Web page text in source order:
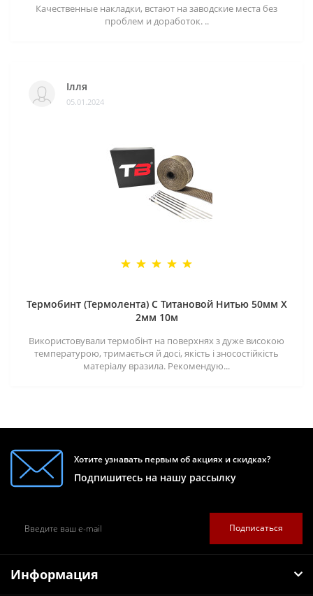
Качественные накладки, встают на заводские места без
проблем и доработок. ..
Ілля
05.01.2024
Термобинт (Термолента) С Титановой Нитью 50мм X
2мм 10м
Використовували термобінт на поверхнях з дуже високою
температурою, тримається й досі, якість і зносостійкість
матеріалу вразила. Рекомендую...
Хотите узнавать первым об акциях и скидках?
Подпишитесь на нашу рассылку
Подписаться
Информация